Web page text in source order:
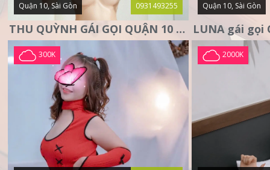
Quận 10, Sài Gòn 0931493255
THU QUỲNH GÁI GỌI QUẬN 10 – MẶT XINH DA TRẮNG – SANG
Quận 10, Sài Gòn
300K 2000K